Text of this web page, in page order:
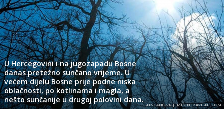
U Hercegovini i na jugozapadu Bosne
danas pretežno sunčano vrijeme. U
većem dijelu Bosne prije podne niska
oblačnosti, po kotlinama i magla, a
nešto sunčanije u drugoj polovini dana.
SUNCANO VRIJEME - NEZAVISNE.COM